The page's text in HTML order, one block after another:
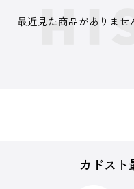
最近見た商品がありませ
カドスト